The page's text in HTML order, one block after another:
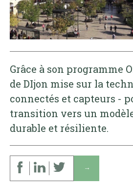
Grâce à son programme
de DIjon mise sur la
connectés et capteurs -
transition vers un
durable et résiliente.
↓